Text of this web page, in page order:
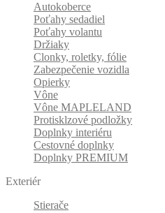
Autokoberce
Poťahy sedadiel
Poťahy volantu
Držiaky
Clonky, roletky, fólie
Zabezpečenie vozidla
Opierky
Vône
Vône MAPLELAND
Protisklzové podložky
Doplnky interiéru
Cestovné doplnky
Doplnky PREMIUM
Exteriér
Stierače